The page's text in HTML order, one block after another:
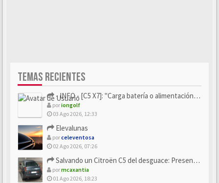
TEMAS RECIENTES
- INFO - [C5 X7]: "Carga batería o alimentación eléctri...
poriongolf
03 Ago 2026, 12:33
Elevalunas
porceleventosa
02 Ago 2026, 07:26
Salvando un Citroën C5 del desguace: Presentación y seguimiento
pormcaxantia
01 Ago 2026, 18:23